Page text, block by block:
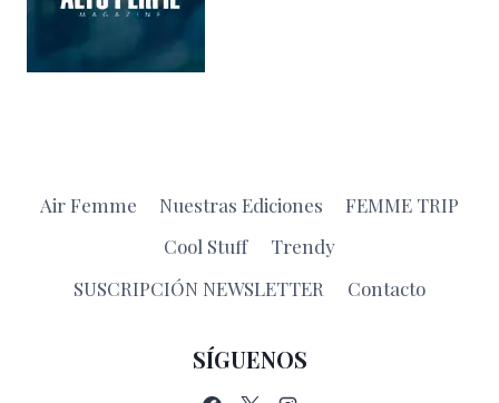
Air Femme Nuestras Ediciones
FEMME TRIP
Cool Stuff
Trendy
SUSCRIPCIÓN NEWSLETTER
Contacto
SÍGUENOS